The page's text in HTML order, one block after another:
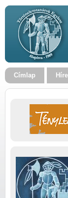
Címlap